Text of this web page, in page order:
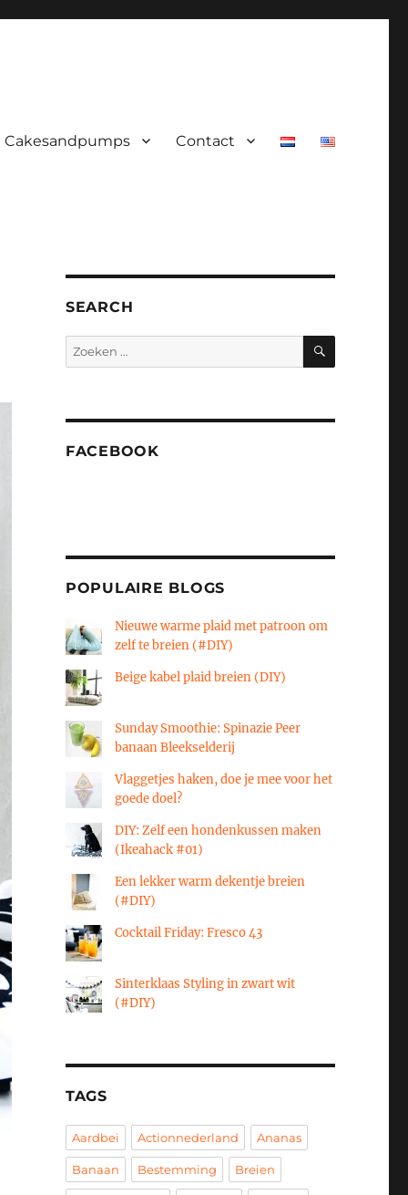
Cakesandpumps Contact
SEARCH
Zoeken
naar:
ZOEKEN
FACEBOOK
POPULAIRE BLOGS
Nieuwe warme plaid met patroon om
zelf te breien (#DIY)
Beige kabel plaid breien (DIY)
Sunday Smoothie: Spinazie Peer
banaan Bleekselderij
Vlaggetjes haken, doe je mee voor het
goede doel?
DIY: Zelf een hondenkussen maken
(Ikeahack #01)
Een lekker warm dekentje breien
(#DIY)
Cocktail Friday: Fresco 43
Sinterklaas Styling in zwart wit
(#DIY)
TAGS
Aardbei Actionnederland Ananas
Banaan Bestemming Breien